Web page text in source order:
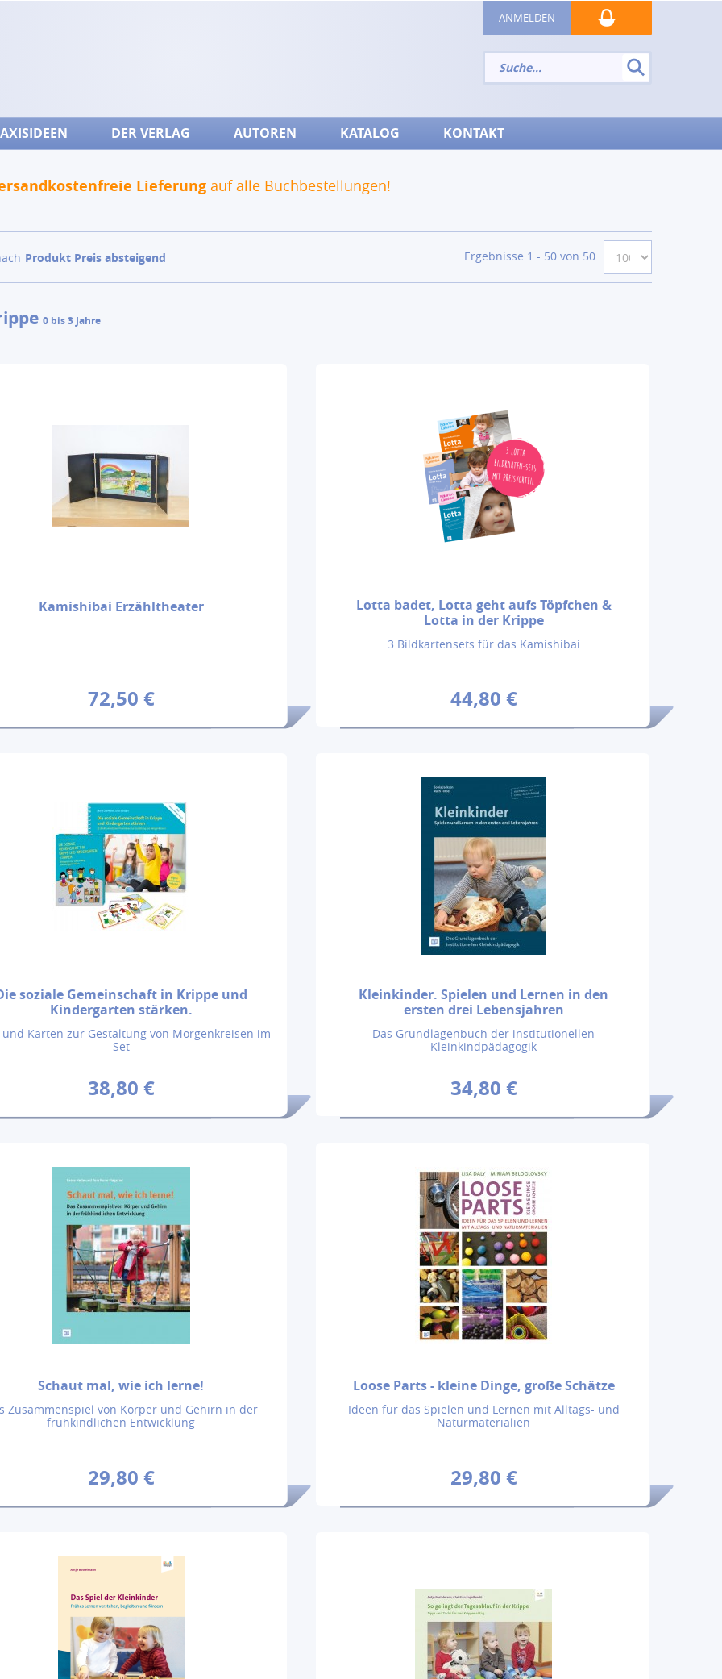
ANMELDEN
DER VERLAG AUTOREN KATALOG KONTAKT
Lieferung auf alle Buchbestellungen!
Produkt Preis absteigend Ergebnisse 1 - 50 von 50
0 bis 3 Jahre
Kamishibai Erzähltheater
72,50 €
Lotta badet, Lotta geht aufs Töpfchen &
Lotta in der Krippe
3 Bildkartensets für das Kamishibai
44,80 €
soziale Gemeinschaft in Krippe und
Kindergarten stärken.
Karten zur Gestaltung von Morgenkreisen im
Set
38,80 €
Kleinkinder. Spielen und Lernen in den
ersten drei Lebensjahren
Das Grundlagenbuch der institutionellen
Kleinkindpädagogik
34,80 €
Schaut mal, wie ich lerne!
Zusammenspiel von Körper und Gehirn in der
frühkindlichen Entwicklung
29,80 €
Loose Parts - kleine Dinge, große Schätze
Ideen für das Spielen und Lernen mit Alltags- und
Naturmaterialien
29,80 €